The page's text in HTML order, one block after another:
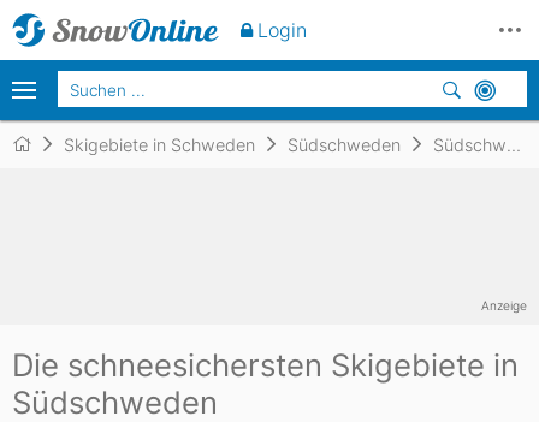
Skigebiete in Schweden Südschweden Südschweden
Die schneesichersten Skigebiete in
Südschweden
Anzeige
Login